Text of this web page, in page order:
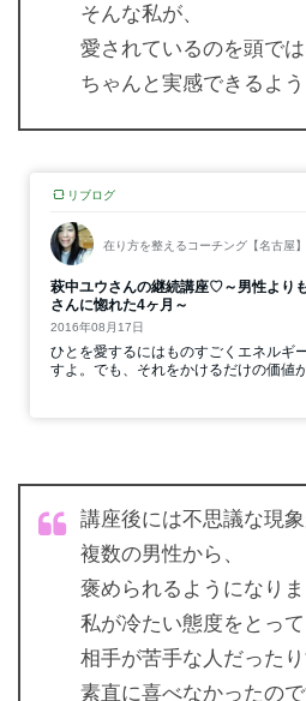
そんな私が、
愛されているのを頭では
ちゃんと実感できるよう
講座後には不思議な現象
複数の男性から、
褒められるようになり
私が冷たい態度をとっ
相手が苦手な人だった
素直に喜べなかったの